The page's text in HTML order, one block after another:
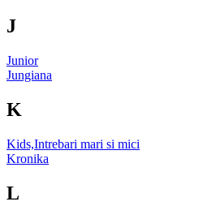
J
Junior
Jungiana
K
Kids,Intrebari mari si mici
Kronika
L